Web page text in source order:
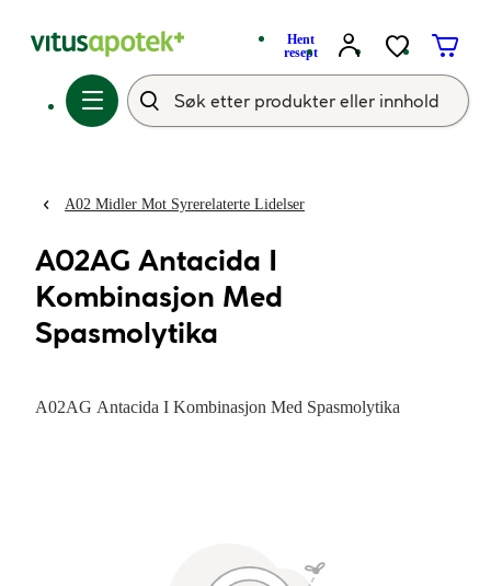
Hent
resept
A02 Midler Mot Syrerelaterte Lidelser
A02AG Antacida I
Kombinasjon Med
Spasmolytika
A02AG Antacida I Kombinasjon Med Spasmolytika